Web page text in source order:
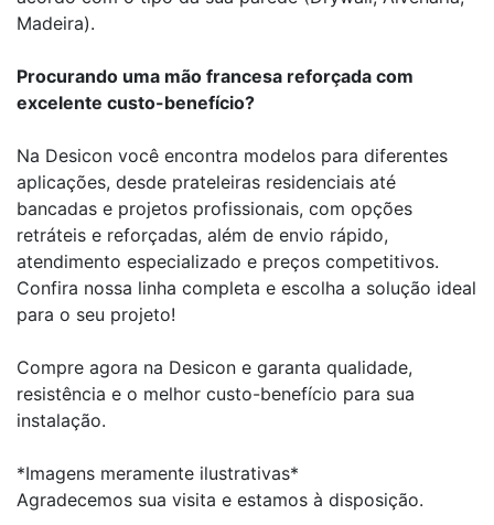
Madeira).
Procurando uma mão francesa reforçada com
excelente custo-benefício?
Na Desicon você encontra modelos para diferentes
aplicações, desde prateleiras residenciais até
bancadas e projetos profissionais, com opções
retráteis e reforçadas, além de envio rápido,
atendimento especializado e preços competitivos.
Confira nossa linha completa e escolha a solução ideal
para o seu projeto!
Compre agora na Desicon e garanta qualidade,
resistência e o melhor custo-benefício para sua
instalação.
*Imagens meramente ilustrativas*
Agradecemos sua visita e estamos à disposição.